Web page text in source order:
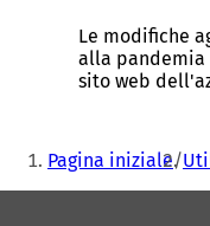
Le modifiche
alla pandemia
sito web
Siete
qui:
Pagina iniziale